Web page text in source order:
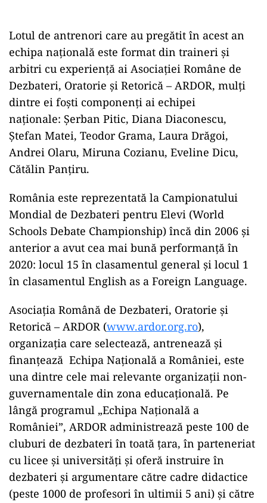
Lotul de antrenori care au pregătit în acest an
echipa națională este format din traineri și
arbitri cu experiență ai Asociației Române de
Dezbateri, Oratorie și Retorică – ARDOR, mulți
dintre ei foști componenți ai echipei
naționale: Șerban Pitic, Diana Diaconescu,
Ștefan Matei, Teodor Grama, Laura Drăgoi,
Andrei Olaru, Miruna Cozianu, Eveline Dicu,
Cătălin Panțiru.
România este reprezentată la Campionatului
Mondial de Dezbateri pentru Elevi (World
Schools Debate Championship) încă din 2006 și
anterior a avut cea mai bună performanță în
2020: locul 15 în clasamentul general și locul 1
în clasamentul English as a Foreign Language.
Asociația Română de Dezbateri, Oratorie și
Retorică – ARDOR (www.ardor.org.ro),
organizația care selectează, antrenează și
finanțează Echipa Națională a României, este
una dintre cele mai relevante organizații non-
guvernamentale din zona educațională. Pe
lângă programul „Echipa Națională a
României”, ARDOR administrează peste 100 de
cluburi de dezbateri în toată țara, în parteneriat
cu licee și universități și oferă instruire în
dezbateri și argumentare către cadre didactice
(peste 1000 de profesori în ultimii 5 ani) și către